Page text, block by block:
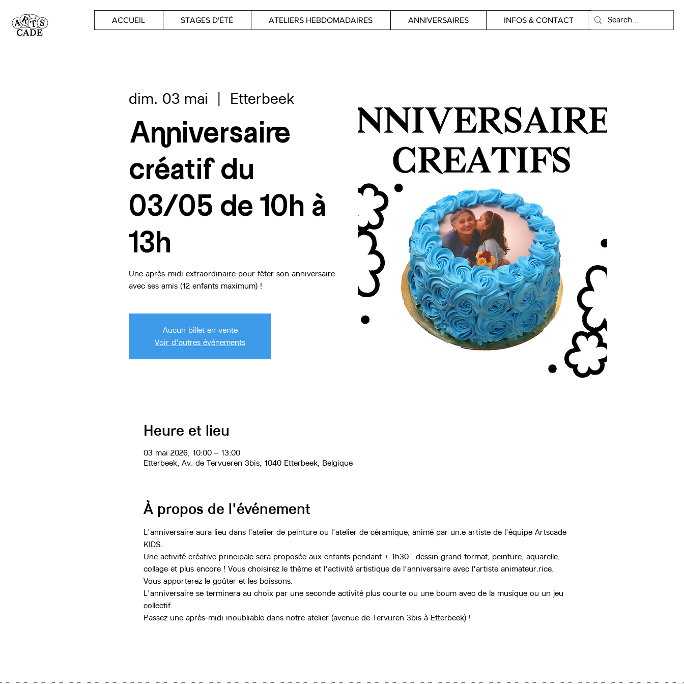
ACCUEIL STAGES D'ÉTÉ ATELIERS HEBDOMADAIRES ANNIVERSAIRES INFOS & CONTACT
dim. 03 mai Etterbeek
Anniversaire
créatif du
03/05 de 10h à
13h
Une après-midi extraordinaire pour fêter son anniversaire
avec ses amis (12 enfants maximum) !
Aucun billet en vente
Voir d'autres événements
Heure et lieu
03 mai 2026, 10:00 – 13:00
Etterbeek, Av. de Tervueren 3bis, 1040 Etterbeek, Belgique
À propos de l'événement
L'anniversaire aura lieu dans l'atelier de peinture ou l'atelier de céramique, animé par un.e artiste de l'équipe Artscade
KIDS.
Une activité créative principale sera proposée aux enfants pendant +-1h30 : dessin grand format, peinture, aquarelle,
collage et plus encore ! Vous choisirez le thème et l'activité artistique de l'anniversaire avec l'artiste animateur.rice.
Vous apporterez le goûter et les boissons.
L'anniversaire se terminera au choix par une seconde activité plus courte ou une boum avec de la musique ou un jeu
collectif.
Passez une après-midi inoubliable dans notre atelier (avenue de Tervuren 3bis à Etterbeek) !